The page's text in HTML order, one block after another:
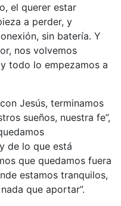
el querer estar
a perder, y
sin batería. Y
nos volvemos
todo lo empezamos a
Jesús, terminamos
sueños, nuestra fe”,
de lo que está
que quedamos fuera
estamos tranquilos,
que aportar”.